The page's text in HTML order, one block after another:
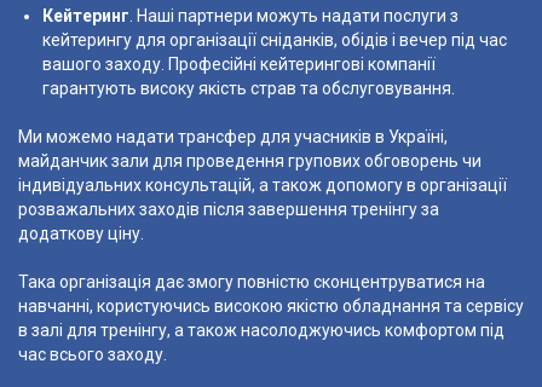
Кейтеринг . Наші партнери можуть надати послуги з
кейтерингу для організації сніданків, обідів і вечер під час
вашого заходу. Професійні кейтерингові компанії
гарантують високу якість страв та обслуговування.
Ми можемо надати трансфер для учасників в Україні,
майданчик зали для проведення групових обговорень чи
індивідуальних консультацій, а також допомогу в організації
розважальних заходів після завершення тренінгу за
додаткову ціну.
Така організація дає змогу повністю сконцентруватися на
навчанні, користуючись високою якістю обладнання та сервісу
в залі для тренінгу, а також насолоджуючись комфортом під
час всього заходу.